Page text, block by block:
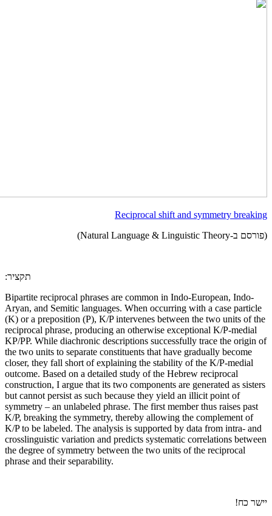
Reciprocal shift and symmetry breaking
(פורסם ב-Natural Language & Linguistic Theory)
:תקציר
Bipartite reciprocal phrases are common in Indo-European, Indo-
Aryan, and Semitic languages. When occurring with a case particle
(K) or a preposition (P), K/P intervenes between the two units of the
reciprocal phrase, producing an otherwise exceptional K/P-medial
KP/PP. While diachronic descriptions successfully trace the origin of
the two units to separate constituents that have gradually become
closer, they fall short of explaining the stability of the K/P-medial
outcome. Based on a detailed study of the Hebrew reciprocal
construction, I argue that its two components are generated as sisters
but cannot persist as such because they yield an illicit point of
symmetry – an unlabeled phrase. The first member thus raises past
K/P, breaking the symmetry, thereby allowing the complement of
K/P to be labeled. The analysis is supported by data from intra- and
crosslinguistic variation and predicts systematic correlations between
the degree of symmetry between the two units of the reciprocal
phrase and their separability.
יישר כח!